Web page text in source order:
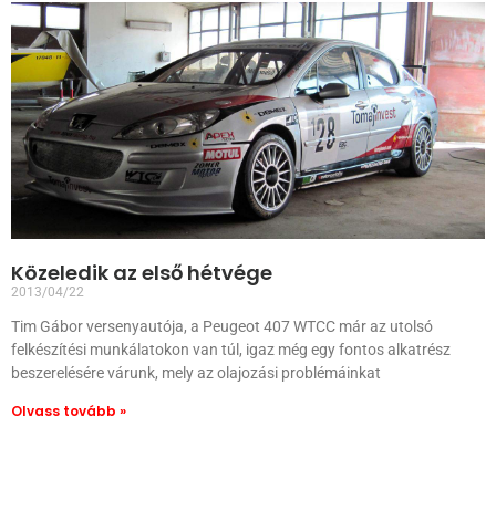
Közeledik az első hétvége
2013/04/22
Tim Gábor versenyautója, a Peugeot 407 WTCC már az utolsó
felkészítési munkálatokon van túl, igaz még egy fontos alkatrész
beszerelésére várunk, mely az olajozási problémáinkat
Olvass tovább »